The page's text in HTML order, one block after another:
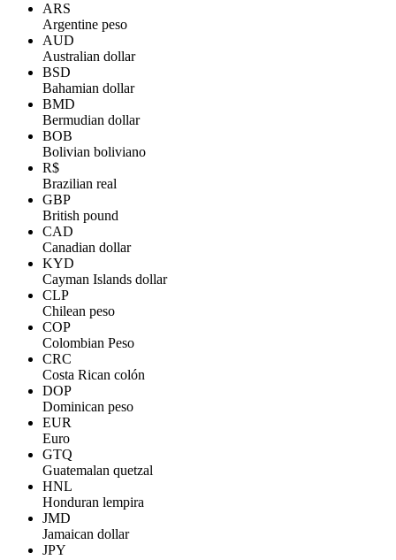
ARS
Argentine peso
AUD
Australian dollar
BSD
Bahamian dollar
BMD
Bermudian dollar
BOB
Bolivian boliviano
R$
Brazilian real
GBP
British pound
CAD
Canadian dollar
KYD
Cayman Islands dollar
CLP
Chilean peso
COP
Colombian Peso
CRC
Costa Rican colón
DOP
Dominican peso
EUR
Euro
GTQ
Guatemalan quetzal
HNL
Honduran lempira
JMD
Jamaican dollar
JPY